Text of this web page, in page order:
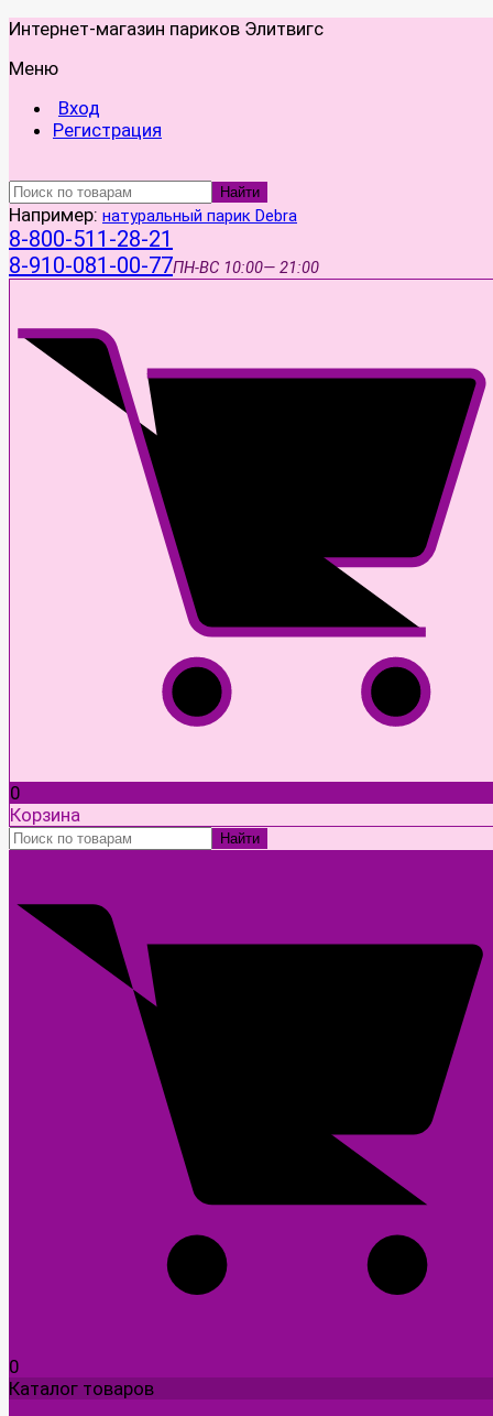
Интернет-магазин париков Элитвигс
Меню
Вход
Регистрация
Найти
Например: натуральный парик Debra
8-800-511-28-21
8-910-081-00-77ПН-ВС 10:00— 21:00
0
Корзина
Найти
0
Каталог товаров